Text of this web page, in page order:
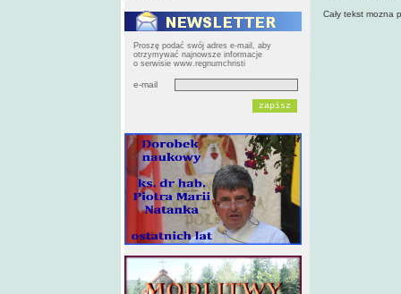
Proszę podać swój adres e-mail, aby
otrzymywać najnowsze informacje
o serwisie www.regnumchristi
e-mail
Cały tekst mozna